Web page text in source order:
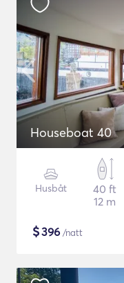
Houseboat 40
Husbåt
40 ft
12 m
$396 /natt